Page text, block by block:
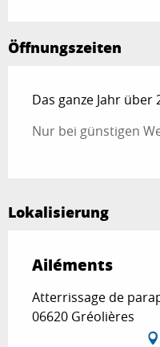
Öffnungszeiten
Das ganze Jahr
Nur bei günstigen
Lokalisierung
Ailéments
Atterrissage de
06620 Gréolières